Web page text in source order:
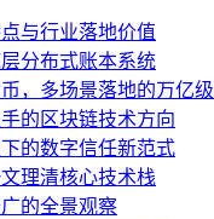
与行业落地价值
分布式账本系统
，多场景落地的万亿
的区块链技术方向
的数字信任新范式
理清核心技术栈
的全景观察